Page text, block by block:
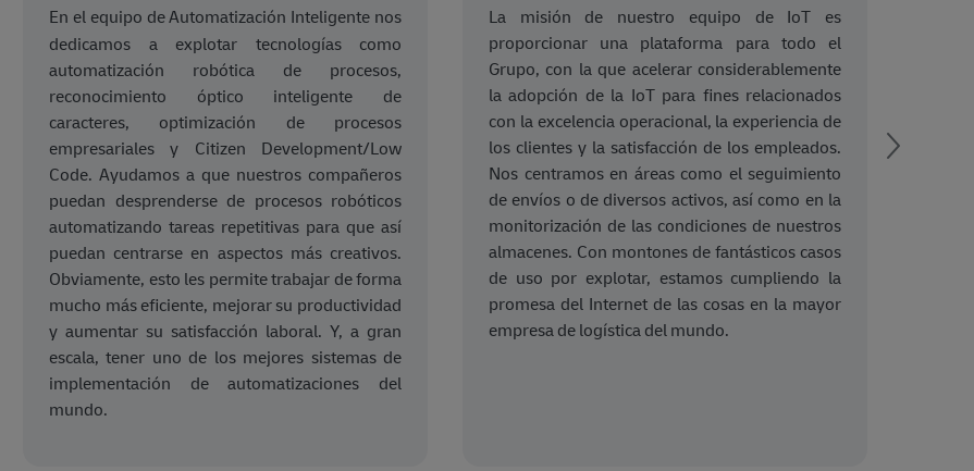
En el equipo de Automatización Inteligente nos
dedicamos a explotar tecnologías como
automatización robótica de procesos,
reconocimiento óptico inteligente de
caracteres, optimización de procesos
empresariales y Citizen Development/Low
Code. Ayudamos a que nuestros compañeros
puedan desprenderse de procesos robóticos
automatizando tareas repetitivas para que así
puedan centrarse en aspectos más creativos.
Obviamente, esto les permite trabajar de forma
mucho más eficiente, mejorar su productividad
y aumentar su satisfacción laboral. Y, a gran
escala, tener uno de los mejores sistemas de
implementación de automatizaciones del
mundo.
La misión de nuestro equipo de IoT es
proporcionar una plataforma para todo el
Grupo, con la que acelerar considerablemente
la adopción de la IoT para fines relacionados
con la excelencia operacional, la experiencia de
los clientes y la satisfacción de los empleados.
Nos centramos en áreas como el seguimiento
de envíos o de diversos activos, así como en la
monitorización de las condiciones de nuestros
almacenes. Con montones de fantásticos casos
de uso por explotar, estamos cumpliendo la
promesa del Internet de las cosas en la mayor
empresa de logística del mundo.